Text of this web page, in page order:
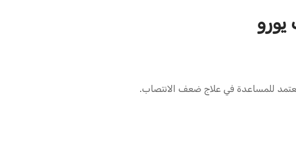
ومُعتمد للمساعدة في علاج ضعف الانتصاب.